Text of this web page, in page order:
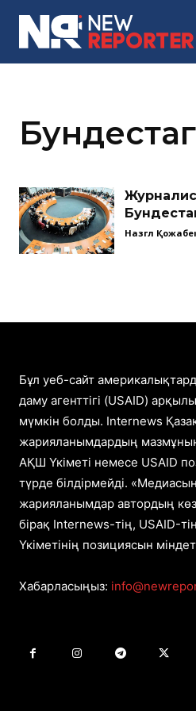
Бундестаг
Назгүл
Бұл уеб-сайт
даму агенттігі (USAID)
мүмкін болды. Internews
жарияланымдардың
АҚШ Үкіметі немесе USAID
түрде білдірмейді.
жарияланымдар автордың
бірақ Internews-тің, USAID-
Үкіметінің позициясын
Хабарласыңыз: